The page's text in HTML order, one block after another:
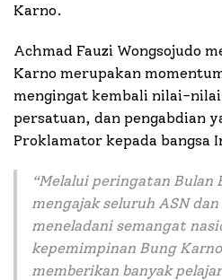
Karno.
Achmad Fauzi Wongsojudo
Karno merupakan
mengingat kembali nilai-nilai
persatuan, dan pengabdian
Proklamator kepada bangsa
“Melalui peringatan Bulan
mengajak seluruh ASN
meneladani semangat
kepemimpinan Bung
memberikan banyak